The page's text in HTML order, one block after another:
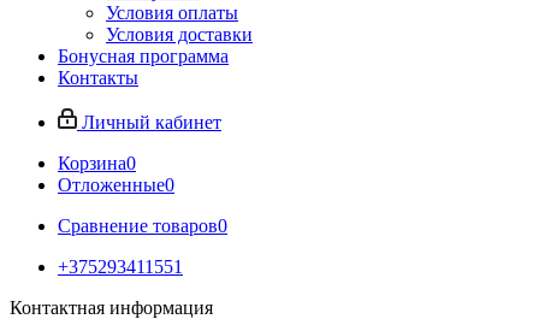
Условия оплаты
Условия доставки
Бонусная программа
Контакты
Личный кабинет
Корзина0
Отложенные0
Сравнение товаров0
+375293411551
Контактная информация